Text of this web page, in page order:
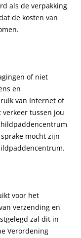
als de verpakking
de kosten van
of niet
en
van Internet of
tussen jou
mocht zijn
voor het
verzending en
zal dit in
Verordening